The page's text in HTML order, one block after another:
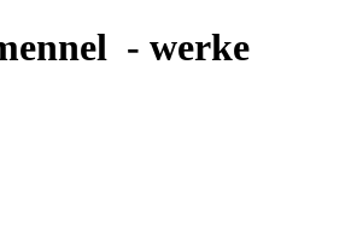
- werke